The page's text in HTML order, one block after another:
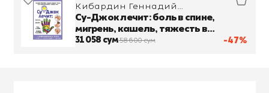
-47%
Кибардин Геннадий
Михайлович
Су-Джок лечит: боль в спине,
мигрень, кашель, тяжесть в
желудке
31 058 сум58 600 сум